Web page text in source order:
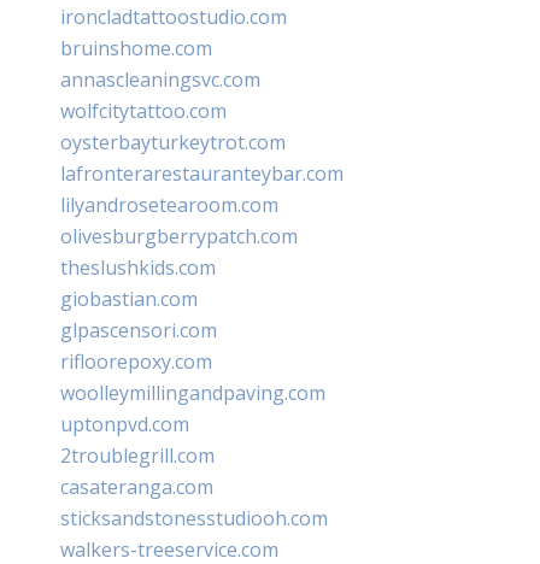
ironcladtattoostudio.com
bruinshome.com
annascleaningsvc.com
wolfcitytattoo.com
oysterbayturkeytrot.com
lafronterarestauranteybar.com
lilyandrosetearoom.com
olivesburgberrypatch.com
theslushkids.com
giobastian.com
glpascensori.com
rifloorepoxy.com
woolleymillingandpaving.com
uptonpvd.com
2troublegrill.com
casateranga.com
sticksandstonesstudiooh.com
walkers-treeservice.com